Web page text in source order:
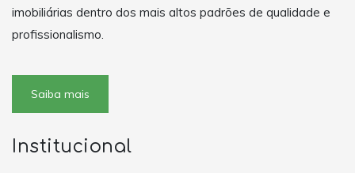
imobiliárias dentro dos mais altos padrões de qualidade e
profissionalismo.
Saiba mais
Institucional